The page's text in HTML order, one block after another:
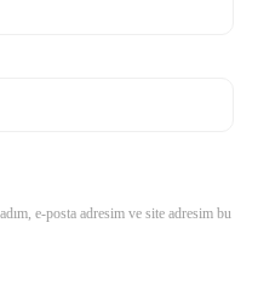
e-posta adresim ve site adresim bu